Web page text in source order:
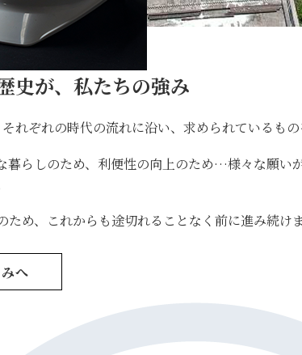
史が、私たちの強み
れぞれの時代の流れに沿い、求められているも
暮らしのため、利便性の向上のため…様々な願
ため、これからも途切れることなく前に進み続けま
へ